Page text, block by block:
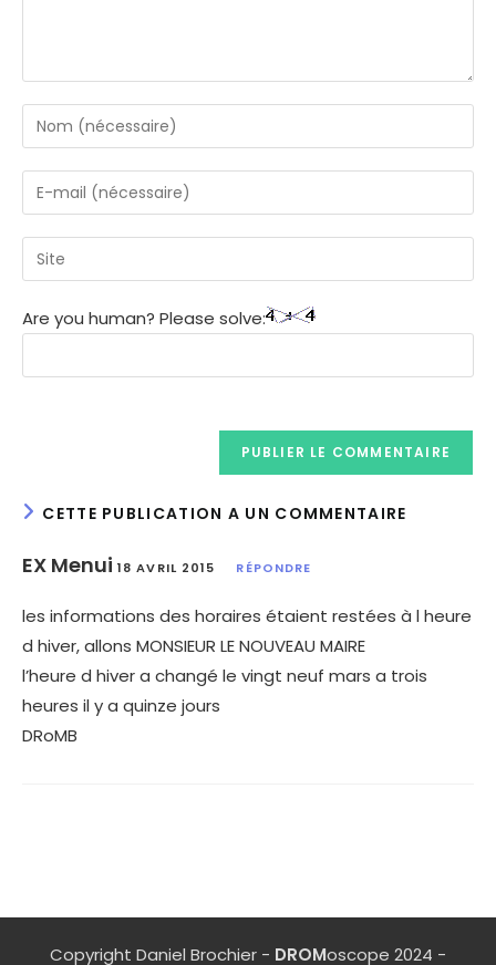
Are you human? Please solve:
CETTE PUBLICATION A UN COMMENTAIRE
EX Menui 18 AVRIL 2015 RÉPONDRE
les informations des horaires étaient restées à l heure
d hiver, allons MONSIEUR LE NOUVEAU MAIRE
l’heure d hiver a changé le vingt neuf mars a trois
heures il y a quinze jours
DRoMB
Copyright Daniel Brochier - DROMoscope 2024 -